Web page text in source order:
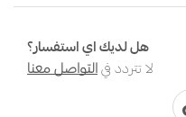
هل لديك اي استفسار؟
لا تتردد فيالتواصل معنا